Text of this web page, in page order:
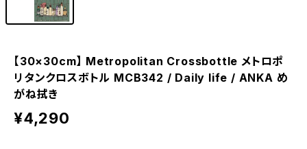
【30×30cm】 Metropolitan Crossbottle メトロポ
リタンクロスボトル MCB342 / Daily life / ANKA め
がね拭き
¥4,290